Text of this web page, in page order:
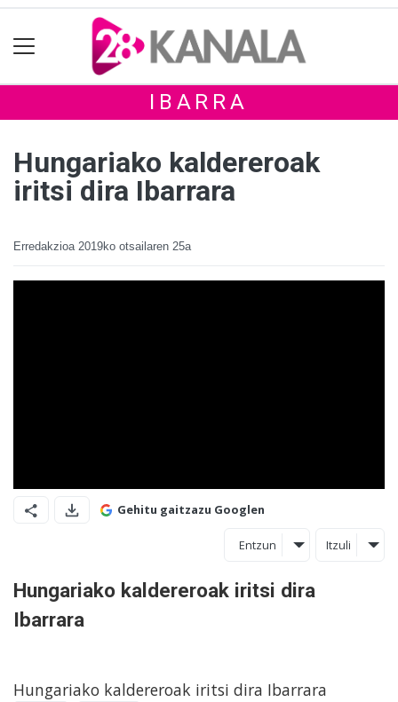
IBARRA
Hungariako kaldereroak
iritsi dira Ibarrara
Erredakzioa 2019ko otsailaren 25a
Gehitu gaitzazu Googlen
Entzun Itzuli
Hungariako kaldereroak iritsi dira
Ibarrara
Hungariako kaldereroak iritsi dira Ibarrara